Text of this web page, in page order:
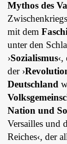
Mythos des
mit dem
unter den
›Sozialismus‹,
der ›
Deutschland
Nation und
Versailles und
Reiches‹, der